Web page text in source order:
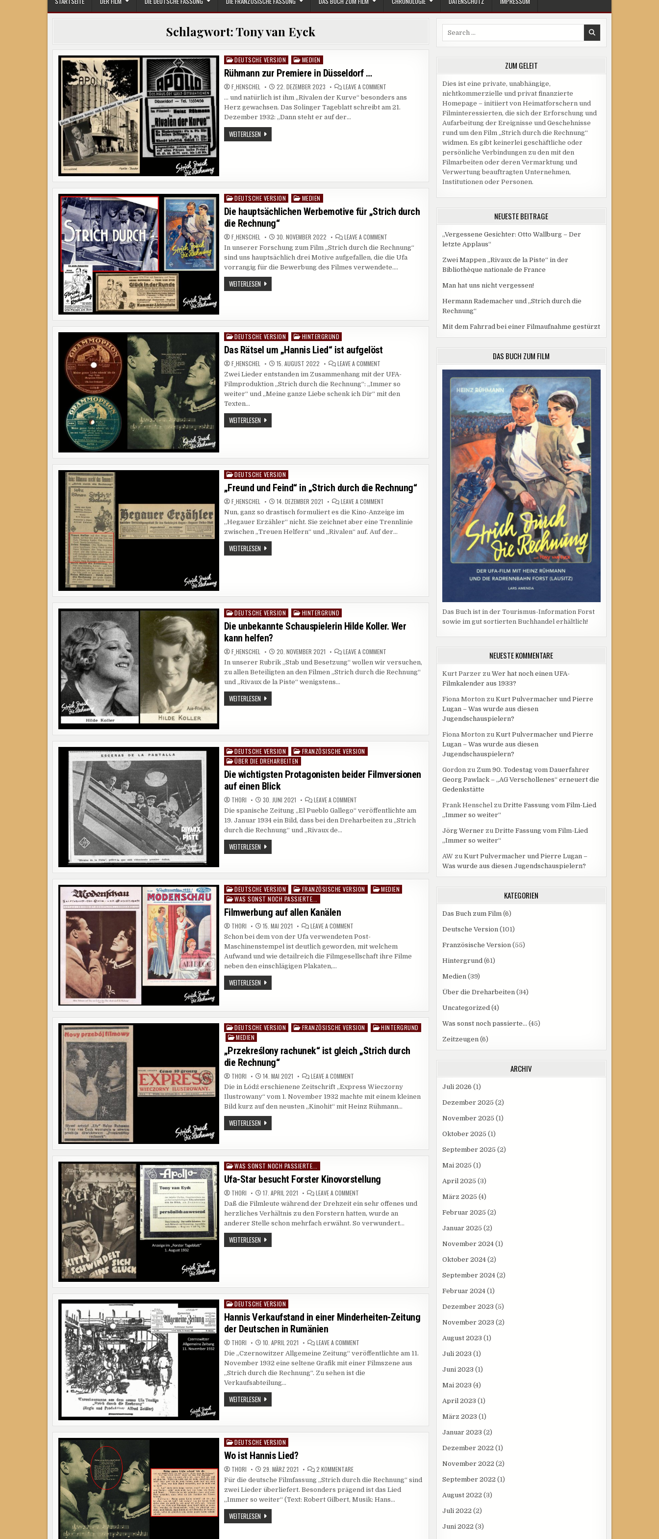
Schlagwort:Tony van Eyck
Posted
in
DEUTSCHE VERSION MEDIEN
Rühmann zur Premiere in Düsseldorf …
F_HENSCHEL 22. DEZEMBER 2023 LEAVE A COMMENTON
ZUR
PREMIERE
IN
… und natürlich ist ihm „Rivalen der Kurve“ besonders ans
Herz gewachsen. Das Solinger Tageblatt schreibt am 21.
Dezember 1932: „Dann steht er auf der…
WEITERLESENRÜHMANN
ZUR
Posted
in
DEUTSCHE VERSION MEDIEN
Die hauptsächlichen Werbemotive für „Strich durch
die Rechnung“
F_HENSCHEL 30. NOVEMBER 2022 LEAVE A COMMENTON
HAUPTSÄCHLICHEN
WERBEMOTIVE
FÜR
„STRICH
DURCH
In unserer Forschung zum Film „Strich durch die Rechnung“
sind uns hauptsächlich drei Motive aufgefallen, die die Ufa
vorrangig für die Bewerbung des Filmes verwendete….
WEITERLESENDIE
HAUPTSÄCHLICHEN
DIE
RECHNUNG“
Posted
in
DEUTSCHE VERSION HINTERGRUND
Das Rätsel um „Hannis Lied“ ist aufgelöst
F_HENSCHEL 15. AUGUST 2022 LEAVE A COMMENTON
RÄTSEL
„HANNIS
LIED“
IST
Zwei Lieder entstanden im Zusammenhang mit der UFA-
Filmproduktion „Strich durch die Rechnung“: „Immer so
weiter“ und „Meine ganze Liebe schenk ich Dir“ mit den
Texten…
WEITERLESENDAS
RÄTSEL
AUFGELÖST
Posted
in
DEUTSCHE VERSION
„Freund und Feind“ in „Strich durch die Rechnung“
F_HENSCHEL 14. DEZEMBER 2021 LEAVE A COMMENTON
UND
FEIND“
IN
„STRICH
DURCH
Nun, ganz so drastisch formuliert es die Kino-Anzeige im
„Hegauer Erzähler“ nicht. Sie zeichnet aber eine Trennlinie
zwischen „Treuen Helfern“ und „Rivalen“ auf. Auf der…
WEITERLESEN„FREUND
UND
Posted
in
DEUTSCHE VERSION HINTERGRUND
Die unbekannte Schauspielerin Hilde Koller. Wer
kann helfen?
F_HENSCHEL 20. NOVEMBER 2021 LEAVE A COMMENTON
UNBEKANNTE
SCHAUSPIELERIN
HILDE
In unserer Rubrik „Stab und Besetzung“ wollen wir versuchen,
zu allen Beteiligten an den Filmen „Strich durch die Rechnung“
und „Rivaux de la Piste“ wenigstens…
WEITERLESENDIE
UNBEKANNTE
KANN
HELFEN?
Posted
in
DEUTSCHE VERSION
FRANZÖSISCHE VERSION
ÜBER DIE DREHARBEITEN
Die wichtigsten Protagonisten beider Filmversionen
auf einen Blick
THORI 30. JUNI 2021 LEAVE A COMMENTON
WICHTIGSTEN
PROTAGONISTEN
BEIDER
Die spanische Zeitung „El Pueblo Gallego“ veröffentlichte am
19. Januar 1934 ein Bild, dass bei den Dreharbeiten zu „Strich
durch die Rechnung“ und „Rivaux de…
WEITERLESENDIE
WICHTIGSTEN
FILMVERSIONEN
AUF
EINEN
BLICK
Posted
in
DEUTSCHE VERSION FRANZÖSISCHE VERSION
MEDIEN
WAS SONST NOCH PASSIERTE...
Filmwerbung auf allen Kanälen
THORI 15. MAI 2021 LEAVE A COMMENTON
AUF
ALLEN
KANÄLEN
Schon bei dem von der Ufa verwendeten Post-
Maschinenstempel ist deutlich geworden, mit welchem
Aufwand und wie detailreich die Filmgesellschaft ihre Filme
neben den einschlägigen Plakaten,…
WEITERLESENFILMWERBUNG
AUF
Posted
in
DEUTSCHE VERSION FRANZÖSISCHE VERSION
HINTERGRUND
MEDIEN
„Przekreślony rachunek“ ist gleich „Strich durch
die Rechnung“
THORI 14. MAI 2021 LEAVE A COMMENTON
RACHUNEK“
IST
GLEICH
„STRICH
DURCH
Die in Łódź erschienene Zeitschrift „Express Wieczorny
Ilustrowany“ vom 1. November 1932 machte mit einem kleinen
Bild kurz auf den neusten „Kinohit“ mit Heinz Rühmann…
WEITERLESEN„PRZEKREŚLONY
RACHUNEK“
„STRICH
DURCH
DIE
RECHNUNG“
Posted
in
WAS SONST NOCH PASSIERTE...
Ufa-Star besucht Forster Kinovorstellung
THORI 17. APRIL 2021 LEAVE A COMMENTON
STAR
FORSTER
KINOVORSTELLUNG
Daß die Filmleute während der Drehzeit ein sehr offenes und
herzliches Verhältnis zu den Forstern hatten, wurde an
anderer Stelle schon mehrfach erwähnt. So verwundert…
WEITERLESENUFA-
STAR
Posted
in
DEUTSCHE VERSION
Hannis Verkaufstand in einer Minderheiten-Zeitung
der Deutschen in Rumänien
THORI 10. APRIL 2021 LEAVE A COMMENTON
VERKAUFSTAND
EINER
MINDERHEITEN-
ZEITUNG
Die „Czernowitzer Allgemeine Zeitung“ veröffentlichte am 11.
November 1932 eine seltene Grafik mit einer Filmszene aus
„Strich durch die Rechnung“. Zu sehen ist die
Verkaufsabteilung…
WEITERLESENHANNIS
VERKAUFSTAND
MINDERHEITEN-
ZEITUNG
DER
DEUTSCHEN
IN
RUMÄNIEN
Posted
in
DEUTSCHE VERSION
Wo ist Hannis Lied?
THORI 29. MÄRZ 2021 2 KOMMENTAREZU
WO
IST
HANNIS
LIED?
Für die deutsche Filmfassung „Strich durch die Rechnung“ sind
zwei Lieder überliefert. Besonders prägend ist das Lied
„Immer so weiter“ (Text: Robert Gilbert, Musik: Hans…
WEITERLESENWO
IST
ZUM GELEIT
Dies ist eine private, unabhängige,
nichtkommerzielle und privat finanzierte
Homepage – initiiert von Heimatforschern und
Filminteressierten, die sich der Erforschung und
Aufarbeitung der Ereignisse und Geschehnisse
rund um den Film „Strich durch die Rechnung“
widmen. Es gibt keinerlei geschäftliche oder
persönliche Verbindungen zu den mit den
Filmarbeiten oder deren Vermarktung und
Verwertung beauftragten Unternehmen,
Institutionen oder Personen.
NEUESTE BEITRÄGE
„Vergessene Gesichter: Otto Wallburg – Der
letzte Applaus“
Zwei Mappen „Rivaux de la Piste“ in der
Bibliothèque nationale de France
Man hat uns nicht vergessen!
Hermann Rademacher und „Strich durch die
Rechnung“
Mit dem Fahrrad bei einer Filmaufnahme gestürzt
DAS BUCH ZUM FILM
Das Buch ist in der Tourismus-Information Forst
sowie im gut sortierten Buchhandel erhältlich!
NEUESTE KOMMENTARE
Kurt Parzer zu Wer hat noch einen UFA-
Filmkalender aus 1933?
Fiona Mortonzu Kurt Pulvermacher und Pierre
Lugan – Was wurde aus diesen
Jugendschauspielern?
Fiona Mortonzu Kurt Pulvermacher und Pierre
Lugan – Was wurde aus diesen
Jugendschauspielern?
Gordonzu Zum 90. Todestag vom Dauerfahrer
Georg Pawlack – „AG Verschollenes“ erneuert die
Gedenkstätte
Frank Henschelzu Dritte Fassung vom Film-Lied
„Immer so weiter“
Jörg Werner zu Dritte Fassung vom Film-Lied
„Immer so weiter“
AWzu Kurt Pulvermacher und Pierre Lugan –
Was wurde aus diesen Jugendschauspielern?
KATEGORIEN
Das Buch zum Film(6)
Deutsche Version(101)
Französische Version(55)
Hintergrund(61)
Medien(39)
Über die Dreharbeiten(34)
Uncategorized(4)
Was sonst noch passierte… (45)
Zeitzeugen(6)
ARCHIV
Juli 2026 (1)
Dezember 2025 (2)
November 2025 (1)
Oktober 2025 (1)
September 2025 (2)
Mai 2025 (1)
April 2025 (3)
März 2025 (4)
Februar 2025 (2)
Januar 2025 (2)
November 2024(1)
Oktober 2024(2)
September 2024(2)
Februar 2024(1)
Dezember 2023 (5)
November 2023 (2)
August 2023 (1)
Juli 2023 (1)
Juni 2023 (1)
Mai 2023 (4)
April 2023 (1)
März 2023 (1)
Januar 2023 (2)
Dezember 2022 (1)
November 2022 (2)
September 2022 (1)
August 2022 (3)
Juli 2022 (2)
Juni 2022 (3)